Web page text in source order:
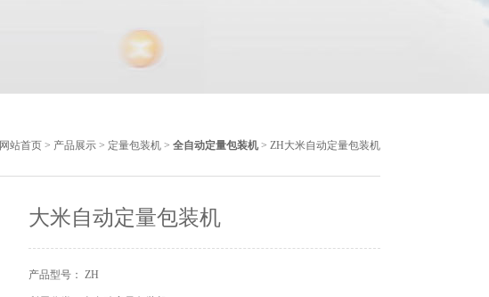
网站首页 > 产品展示 > 定量包装机 > 全自动定量包装机 > ZH大米自动定量包装机
大米自动定量包装机
产品型号： ZH